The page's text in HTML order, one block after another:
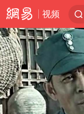
视频